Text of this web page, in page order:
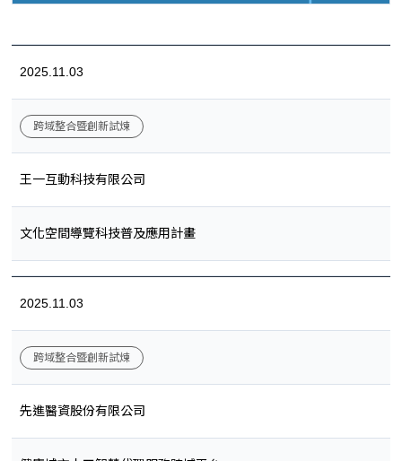
2025.11.03
跨域整合暨創新試煉
王一互動科技有限公司
文化空間導覽科技普及應用計畫
2025.11.03
跨域整合暨創新試煉
先進醫資股份有限公司